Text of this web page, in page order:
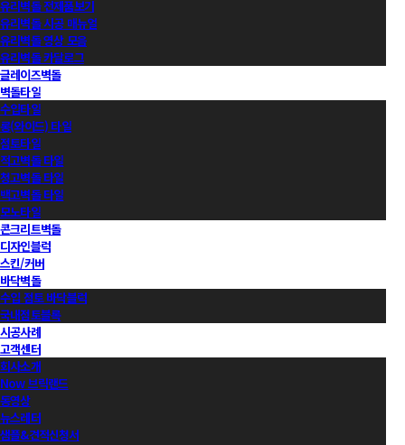
유리벽돌 전제품보기
유리벽돌 시공 매뉴얼
유리벽돌 영상 모음
유리벽돌 카달로그
글레이즈벽돌
벽돌타일
수입타일
롱(와이드) 타일
점토타일
적고벽돌 타일
청고벽돌 타일
백고벽돌 타일
모노타일
콘크리트벽돌
디자인블럭
스킨/커버
바닥벽돌
수입 점토 바닥블럭
국내점토블록
시공사례
고객센터
회사소개
Now 브릭랜드
동영상
뉴스레터
샘플&견적신청서